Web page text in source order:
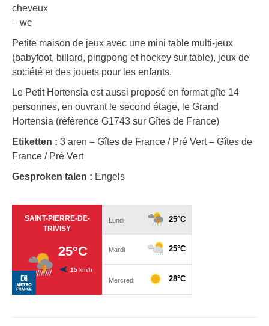
cheveux
– wc
Petite maison de jeux avec une mini table multi-jeux
(babyfoot, billard, pingpong et hockey sur table), jeux de
société et des jouets pour les enfants.
Le Petit Hortensia est aussi proposé en format gîte 14
personnes, en ouvrant le second étage, le Grand
Hortensia (référence G1743 sur Gîtes de France)
Etiketten : 3 aren – Gîtes de France / Pré Vert– Gîtes de
France / Pré Vert
Gesproken talen : Engels